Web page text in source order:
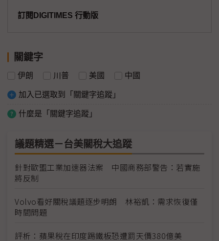
訂閱DIGITIMES 行動版
關鍵字
伊朗 川普 美國 中國
加入已選取到「關鍵字追蹤」
什麼是「關鍵字追蹤」
議題精選－台美關稅大追蹤
針對歐盟工業加速器法案 中國商務部警告：若實施
將反制
Volvo看好關稅議題逐步明朗 林裕凱：需求恢復僅
時間問題
評析：蘋果稅在印度踢鐵板恐遭罰天價380億美